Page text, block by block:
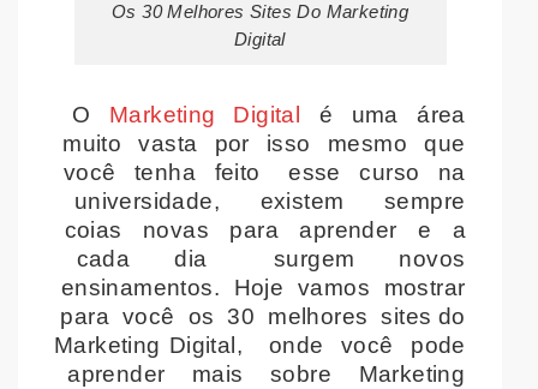
Os 30 Melhores Sites Do Marketing
Digital
O Marketing Digital
é uma área
muito vasta por isso mesmo que
você tenha feito esse curso na
universidade, existem sempre
coias novas para aprender e a
cada dia surgem novos
ensinamentos. Hoje vamos mostrar
para você os 30 melhores sites do
Marketing Digital, onde você pode
aprender mais sobre Marketing